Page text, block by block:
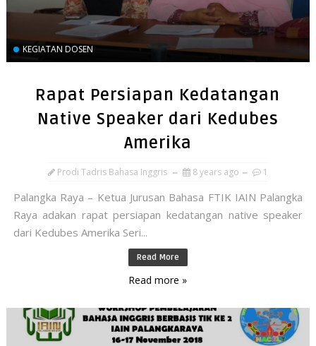
KEGIATAN DOSEN
Rapat Persiapan Kedatangan
Native Speaker dari Kedubes
Amerika
Prodi Tadris Bahasa Inggris 8 years ago 1
Palangka Raya – Ketua Jurusan Bahasa FTIK IAIN Palangka
Raya adakan rapat persiapan kedatangan native speaker
dari Kedubes Amerika Seri...
Read More
Read more »